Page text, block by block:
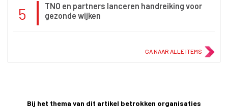
5
TNO en partners lanceren handreiking voor
gezonde wijken
GA NAAR ALLE ITEMS
Bij het thema van dit artikel betrokken organisaties